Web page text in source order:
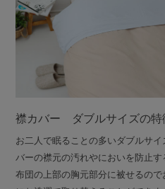
襟カバー ダブルサイズの特
お二人で眠ることの多いダブルサ
バーの襟元の汚れやにおいを防止す
布団の上部の胸元部分に被せるの